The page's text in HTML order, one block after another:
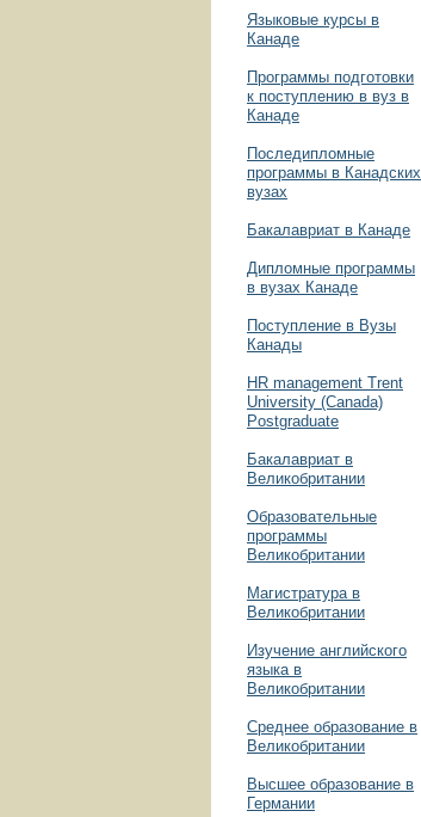
Языковые курсы в
Канаде
Программы подготовки
к поступлению в вуз в
Канаде
Последипломные
программы в Канадских
вузах
Бакалавриат в Канаде
Дипломные программы
в вузах Канаде
Поступление в Вузы
Канады
HR management Trent
University (Canada)
Postgraduate
Бакалавриат в
Великобритании
Образовательные
программы
Великобритании
Магистратура в
Великобритании
Изучение английского
языка в
Великобритании
Среднее образование в
Великобритании
Высшее образование в
Германии